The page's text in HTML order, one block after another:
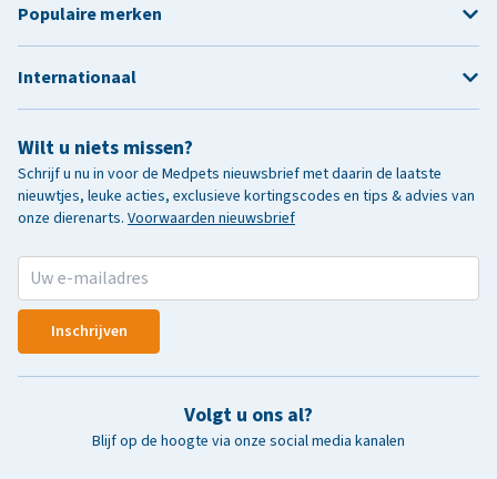
Wilt u niets missen?
Schrijf u nu in voor de Medpets nieuwsbrief met daarin de laatste
nieuwtjes, leuke acties, exclusieve kortingscodes en tips & advies van
onze dierenarts. Voorwaarden nieuwsbrief
Inschrijven
Volgt u ons al?
Blijf op de hoogte via onze social media kanalen
Populaire merken
Internationaal